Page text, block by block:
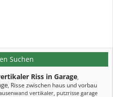
Suchen
Riss in Garage,
, Risse zwischen haus und vorbau
vertikaler, putzrisse garage